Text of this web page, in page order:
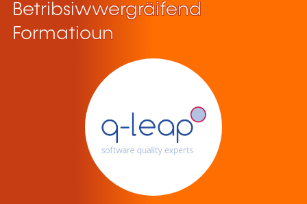
Betribsiwwergräifend
Formatioun